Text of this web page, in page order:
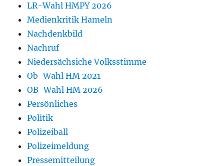
LR-Wahl HMPY 2026
Medienkritik Hameln
Nachdenkbild
Nachruf
Niedersächsiche Volksstimme
Ob-Wahl HM 2021
OB-Wahl HM 2026
Persönliches
Politik
Polizeiball
Polizeimeldung
Pressemitteilung